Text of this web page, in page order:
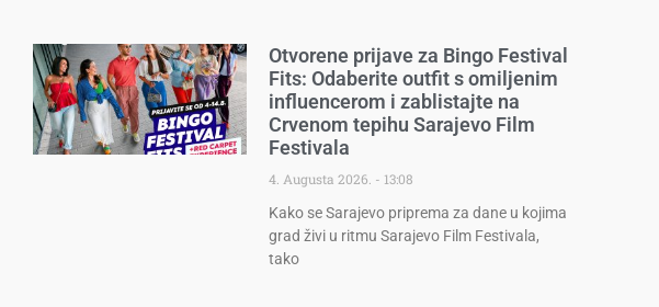
Otvorene prijave za Bingo Festival
Fits: Odaberite outfit s omiljenim
influencerom i zablistajte na
Crvenom tepihu Sarajevo Film
Festivala
4. Augusta 2026.
13:08
Kako se Sarajevo priprema za dane u kojima
grad živi u ritmu Sarajevo Film Festivala,
tako